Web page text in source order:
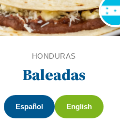
HONDURAS
Baleadas
Español English